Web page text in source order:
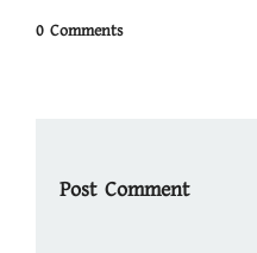
0 Comments
Post Comment